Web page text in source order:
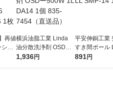
再値
ー
YB
横浜油脂工業 Linda
油分散洗浄剤 OSDー5
00W 1L DA14 1個 83
1,936円
平安伸銅工業
すき間ポール
-14 1個
891円